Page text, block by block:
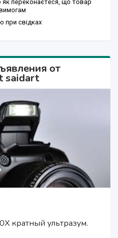
як переконаєтеся, що товар
при свідках
от
saidart
150 $
кратный ультразум.
7 000 сўм
КОЛЛЕДЖИ,
500 $
+вспышка +шнур
вспышек
кратный ультразум.
7 000 сўм
КОЛЛЕДЖИ,